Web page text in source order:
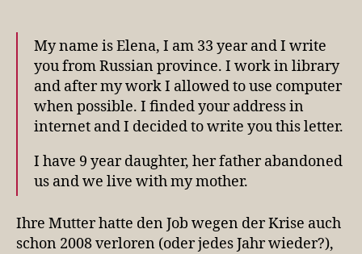
My name is Elena, I am 33 year and I write
you from Russian province. I work in library
and after my work I allowed to use computer
when possible. I finded your address in
internet and I decided to write you this letter.
I have 9 year daughter, her father abandoned
us and we live with my mother.
Ihre Mutter hatte den Job wegen der Krise auch
schon 2008 verloren (oder jedes Jahr wieder?),